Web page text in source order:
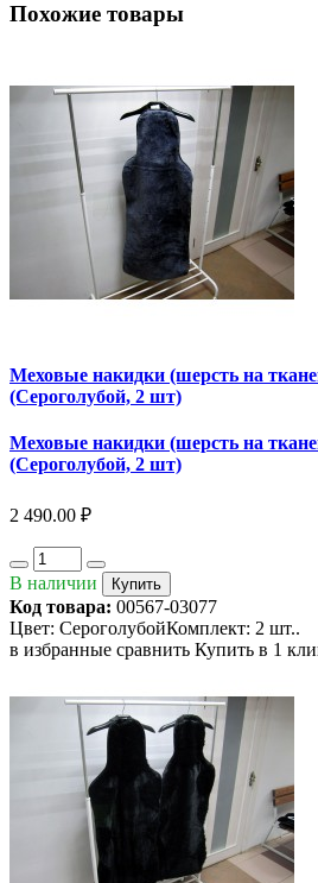
Похожие товары
Меховые накидки (шерсть на
(Сероголубой, 2 шт)
Меховые накидки (шерсть на
(Сероголубой, 2 шт)
2 490.00 ₽
В наличии Купить
Код товара: 00567-03077
Цвет: СероголубойКомплект: 2 шт..
в избранные сравнить Купить в 1